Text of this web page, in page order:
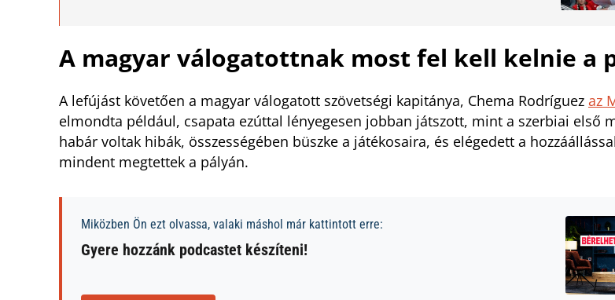
A magyar válogatottnak most fel kell kelnie a
A lefújást követően a magyar válogatott szövetségi kapitánya, Chema Rodríguez az
elmondta például, csapata ezúttal lényegesen jobban játszott, mint a szerbiai első
habár voltak hibák, összességében büszke a játékosaira, és elégedett a
mindent megtettek a pályán.
Miközben Ön ezt olvassa, valaki máshol már kattintott erre:
Gyere hozzánk podcastet készíteni!